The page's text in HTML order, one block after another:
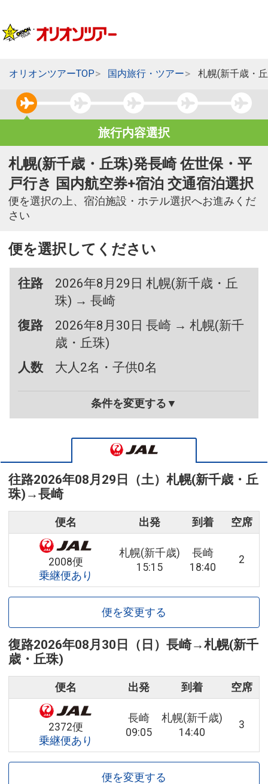
オリオンツアーTOP 国内旅行・ツアー 札幌(新千歳・
旅行内容選択
札幌(新千歳・丘珠)発長崎 佐世保・平
戸行き 国内航空券+宿泊 交通宿泊選択
便を選択の上、宿泊施設・ホテル選択へお進みくだ
さい
便を選択してください
往路
2026年8月29日 札幌(新千歳・丘
珠) → 長崎
復路
2026年8月30日 長崎 → 札幌(新千
歳・丘珠)
人数
大人2名・子供0名
条件を変更する▼
往路2026年08月29日（土） 札幌(新千歳・丘
珠) →長崎
便名 出発 到着 空席
2008便
乗継便あり
札幌(新千歳)
15:15
長崎
18:40
2
便を変更する
復路2026年08月30日（日） 長崎→札幌(新千
歳・丘珠)
便名 出発 到着 空席
2372便
乗継便あり
長崎
09:05
札幌(新千歳)
14:40
3
便を変更する